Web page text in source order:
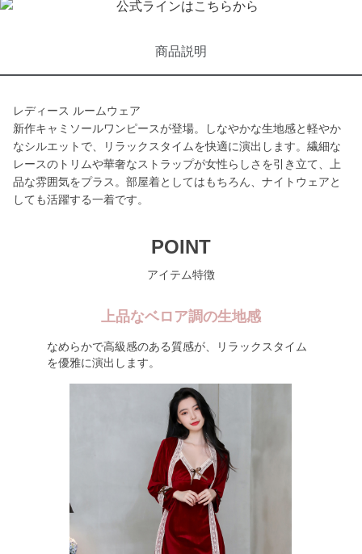
商品説明
レディース ルームウェア
新作キャミソールワンピースが登場。しなやかな生地感と軽やか
なシルエットで、リラックスタイムを快適に演出します。繊細な
レースのトリムや華奢なストラップが女性らしさを引き立て、上
品な雰囲気をプラス。部屋着としてはもちろん、ナイトウェアと
しても活躍する一着です。
POINT
アイテム特徴
上品なベロア調の生地感
なめらかで高級感のある質感が、リラックスタイム
を優雅に演出します。